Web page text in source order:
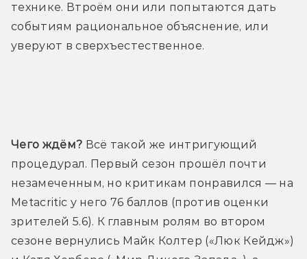
технике. Втроём они или попытаются дать
событиям рациональное объяснение, или
уверуют в сверхъестественное.
Чего ждём? Всё такой же интригующий
процедурал. Первый сезон прошёл почти
незамеченным, но критикам понравился — на
Metacritic у него 76 баллов (против оценки
зрителей 5.6). К главным ролям во втором
сезоне вернулись Майк Колтер («Люк Кейдж»)